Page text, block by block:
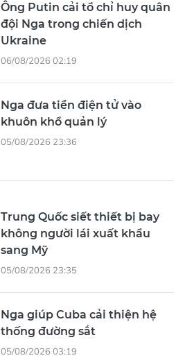
Ông Putin cải tổ chỉ huy quân
đội Nga trong chiến dịch
Ukraine
06/08/2026 02:19
Nga đưa tiền điện tử vào
khuôn khổ quản lý
05/08/2026 23:36
Trung Quốc siết thiết bị bay
không người lái xuất khẩu
sang Mỹ
05/08/2026 23:35
Nga giúp Cuba cải thiện hệ
thống đường sắt
05/08/2026 03:19